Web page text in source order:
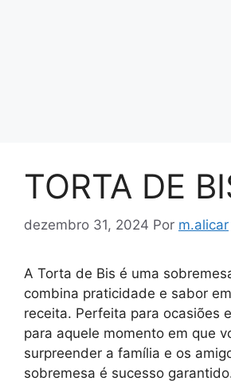
TORTA DE
dezembro 31, 2024 Por m.alicar
A Torta de Bis é uma
combina praticidade e sabor
receita. Perfeita para ocasiões
para aquele momento em que
surpreender a família e os
sobremesa é sucesso